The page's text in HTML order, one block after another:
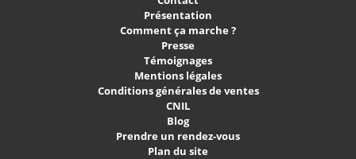
Présentation
Comment ça marche ?
Presse
Témoignages
Mentions légales
Conditions générales de ventes
CNIL
Blog
Prendre un rendez-vous
Plan du site